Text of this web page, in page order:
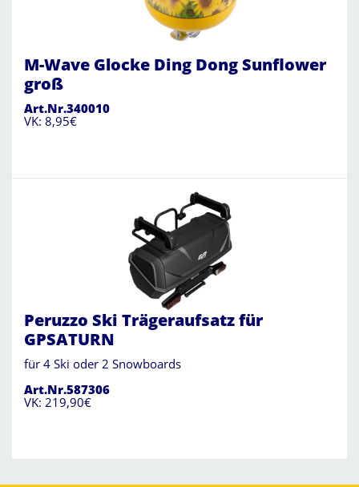
M-Wave Glocke Ding Dong Sunflower
groß
Art.Nr.340010
VK: 8,95€
Peruzzo Ski Trägeraufsatz für
GPSATURN
für 4 Ski oder 2 Snowboards
Art.Nr.587306
VK: 219,90€